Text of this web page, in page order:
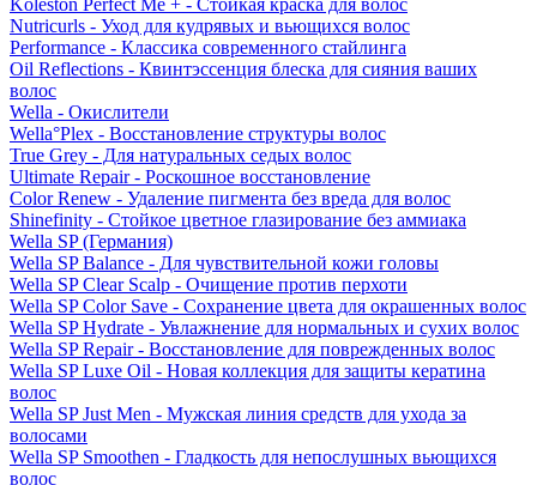
Koleston Perfect Me + - Стойкая краска для волос
Nutricurls - Уход для кудрявых и вьющихся волос
Performance - Классика современного стайлинга
Oil Reflections - Квинтэссенция блеска для сияния ваших
волос
Wella - Окислители
Wella°Plex - Восстановление структуры волос
True Grey - Для натуральных седых волос
Ultimate Repair - Роскошное восстановление
Color Renew - Удаление пигмента без вреда для волос
Shinefinity - Стойкое цветное глазирование без аммиака
Wella SP (Германия)
Wella SP Balance - Для чувствительной кожи головы
Wella SP Clear Scalp - Очищение против перхоти
Wella SP Color Save - Сохранение цвета для окрашенных волос
Wella SP Hydrate - Увлажнение для нормальных и сухих волос
Wella SP Repair - Восстановление для поврежденных волос
Wella SP Luxe Oil - Новая коллекция для защиты кератина
волос
Wella SP Just Men - Мужская линия средств для ухода за
волосами
Wella SP Smoothen - Гладкость для непослушных вьющихся
волос